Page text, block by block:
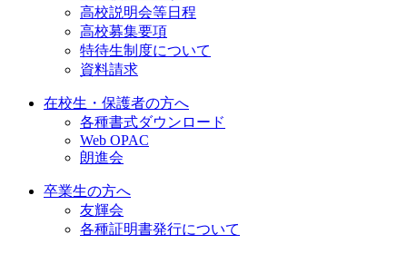
高校説明会等日程
高校募集要項
特待生制度について
資料請求
在校生・保護者の方へ
各種書式ダウンロード
Web OPAC
朗進会
卒業生の方へ
友輝会
各種証明書発行について